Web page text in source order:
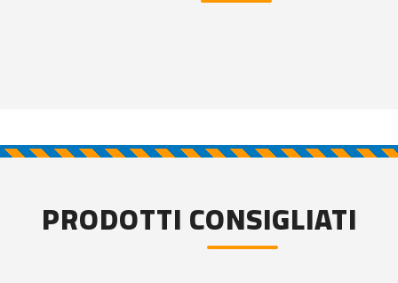
PRODOTTI CONSIGLIATI